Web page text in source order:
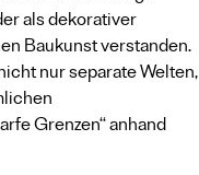
als dekorativer
Baukunst verstanden.
nur separate Welten,
Grenzen“ anhand